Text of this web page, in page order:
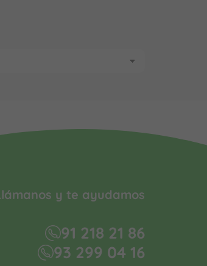
y te ayudamos
91 218 21 86
93 299 04 16